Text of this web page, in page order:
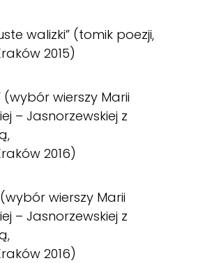
walizki” (tomik poezji,
2015)
(wybór wierszy Marii
– Jasnorzewskiej z
2016)
wierszy Marii
– Jasnorzewskiej z
2016)